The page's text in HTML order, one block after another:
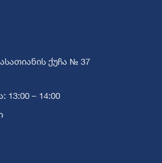
ქუჩა № 37
13:00 – 14:00